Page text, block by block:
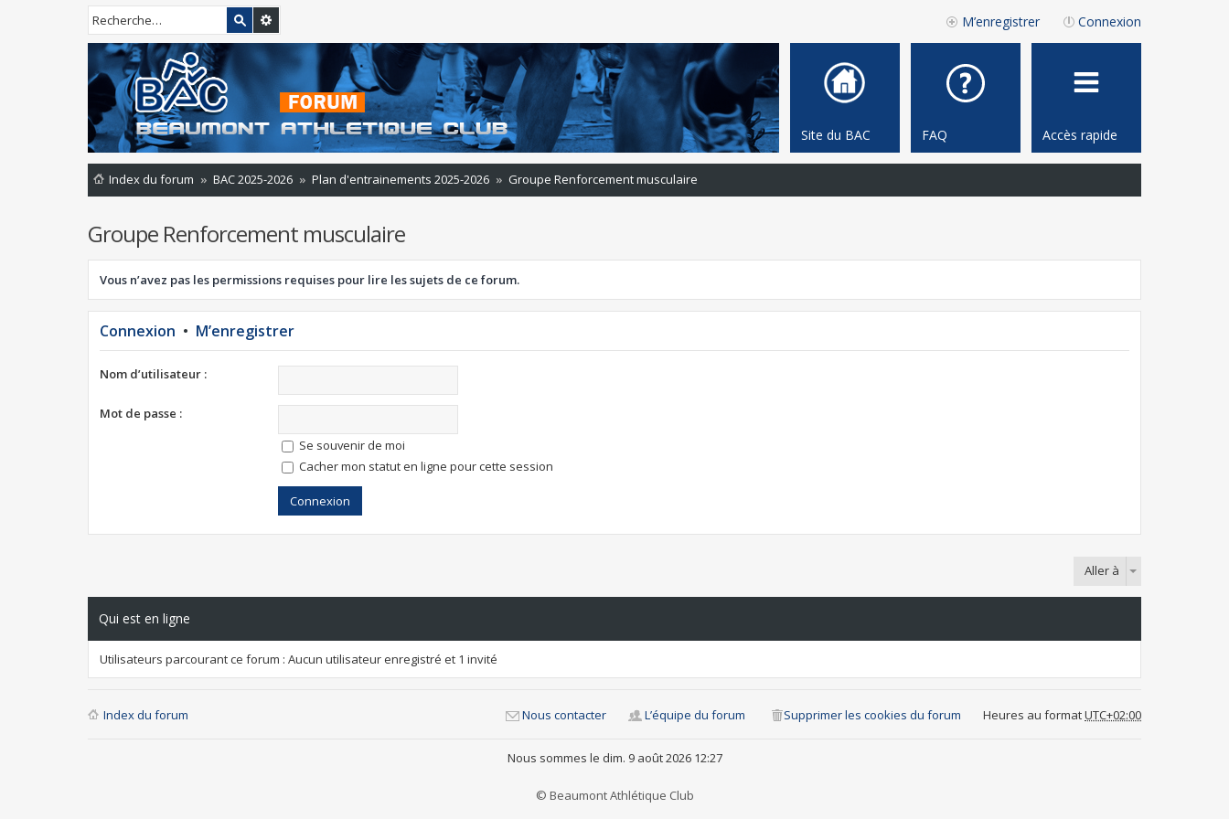
Connexion
M’enregistrer
Accès rapide
FAQ
Site du BAC
Index du forum BAC 2025-2026 Plan d'entrainements 2025-2026 Groupe Renforcement musculaire
Groupe Renforcement musculaire
Vous n’avez pas les permissions requises pour lire les sujets de ce forum.
Connexion • M’enregistrer
Nom d’utilisateur :
Mot de passe :
Se souvenir de moi
Cacher mon statut en ligne pour cette session
Aller à
Qui est en ligne
Utilisateurs parcourant ce forum : Aucun utilisateur enregistré et 1 invité
Index du forum Heures au formatUTC+02:00
Supprimer les cookies du forum
L’équipe du forum
Nous contacter
Nous sommes le dim. 9 août 2026 12:27
© Beaumont Athlétique Club